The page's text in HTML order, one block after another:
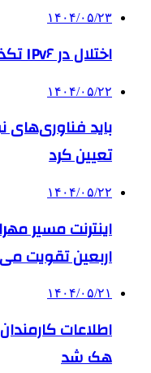
۱۴۰۴/۰۵/۲۳
اختلال در IPv۶ تکذیب شد
۱۴۰۴/۰۵/۲۲
باید فناوری‌های
تعیین کرد
۱۴۰۴/۰۵/۲۲
اینترنت مسیر
اربعین تقویت
۱۴۰۴/۰۵/۲۱
اطلاعات
هک شد